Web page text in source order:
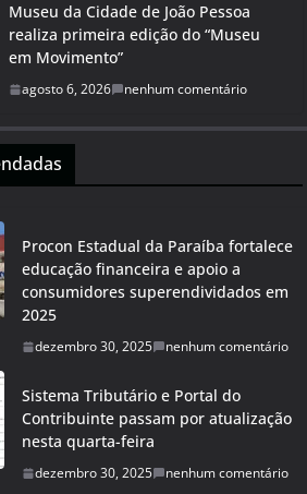
Museu da Cidade de João Pessoa
realiza primeira edição do “Museu
em Movimento”
agosto 6, 2026 nenhum comentário
Procon Estadual da Paraíba fortalece
educação financeira e apoio a
consumidores superendividados em
2025
dezembro 30, 2025 nenhum comentário
Sistema Tributário e Portal do
Contribuinte passam por atualização
nesta quarta-feira
dezembro 30, 2025 nenhum comentário